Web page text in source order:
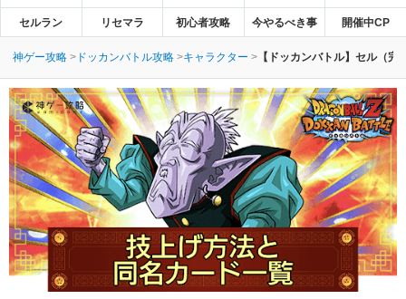
セルラン リセマラ 初心者攻略 今やるべき事 開催中CP
神ゲー攻略 ドッカンバトル攻略 キャラクター 【ドッカンバトル】セル（